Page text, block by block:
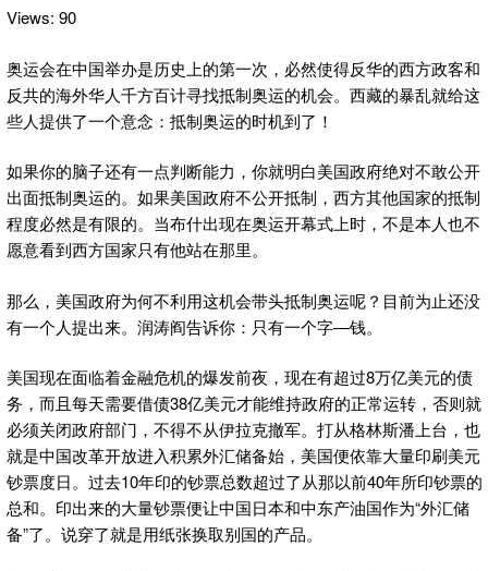
Views: 90
奥运会在中国举办是历史上的第一次，必然使得反华的西方政客和
反共的海外华人千方百计寻找抵制奥运的机会。西藏的暴乱就给这
些人提供了一个意念：抵制奥运的时机到了！
如果你的脑子还有一点判断能力，你就明白美国政府绝对不敢公开
出面抵制奥运的。如果美国政府不公开抵制，西方其他国家的抵制
程度必然是有限的。当布什出现在奥运开幕式上时，不是本人也不
愿意看到西方国家只有他站在那里。
那么，美国政府为何不利用这机会带头抵制奥运呢？目前为止还没
有一个人提出来。润涛阎告诉你：只有一个字—钱。
美国现在面临着金融危机的爆发前夜，现在有超过8万亿美元的债
务，而且每天需要借债38亿美元才能维持政府的正常运转，否则就
必须关闭政府部门，不得不从伊拉克撤军。打从格林斯潘上台，也
就是中国改革开放进入积累外汇储备始，美国便依靠大量印刷美元
钞票度日。过去10年印的钞票总数超过了从那以前40年所印钞票的
总和。印出来的大量钞票便让中国日本和中东产油国作为“外汇储
备”了。说穿了就是用纸张换取别国的产品。